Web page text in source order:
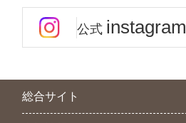
公式 instagram
総合サイト